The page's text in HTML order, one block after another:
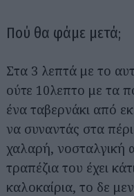
Πού θα φάμε μετά;
Στα 3 λεπτά με το
ούτε 10λεπτο με τα
ένα ταβερνάκι από
να συναντάς στα
χαλαρή, νοσταλγική
τραπέζια του έχει
καλοκαίρια, το δε
Αναζήτηση